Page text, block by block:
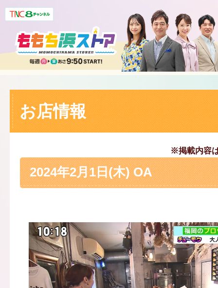
お店情報
※掲載内容
2024年2月1日(木) OA